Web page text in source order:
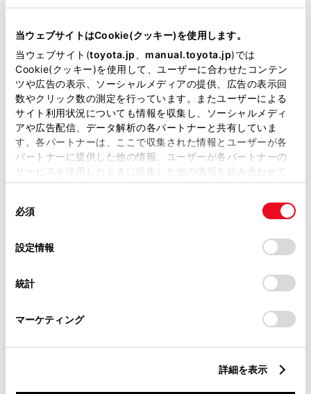
当ウェブサイトはCookie(クッキー)を使用します。
当ウェブサイト(toyota.jp manual.toyota.jp)では
Cookie(クッキー)を使用して、ユーザーに合わせたコンテン
ツや広告の表示、ソーシャルメディアの提供、広告の表示回
数やクリック数の測定を行っています。またユーザーによる
サイト利用状況についても情報を収集し、ソーシャルメディ
アや広告配信、データ解析の各パートナーと共有していま
す。各パートナーは、ここで収集された情報とユーザーが各
パートナーに提供した他の情報、ユーザーが各パートナーの
サービスを使用したときに収集した他の情報を組み合わせて
使用することがあります。当ウェブサイトの使用を続行する
デバイスにすべてのCookie(クッキー)が保存されることに同
意したことになります。Cookie(クッキー)のオプトアウト、
設定の変更、同意を撤回したりするにあたっては、当社の
「Cookie（クッキー）情報の取り扱いについて
」をご覧くだ
必須
設定情報
統計
マーケティング
詳細を表示
必須 市区町村名
必須 丁目番地
任意 建物名